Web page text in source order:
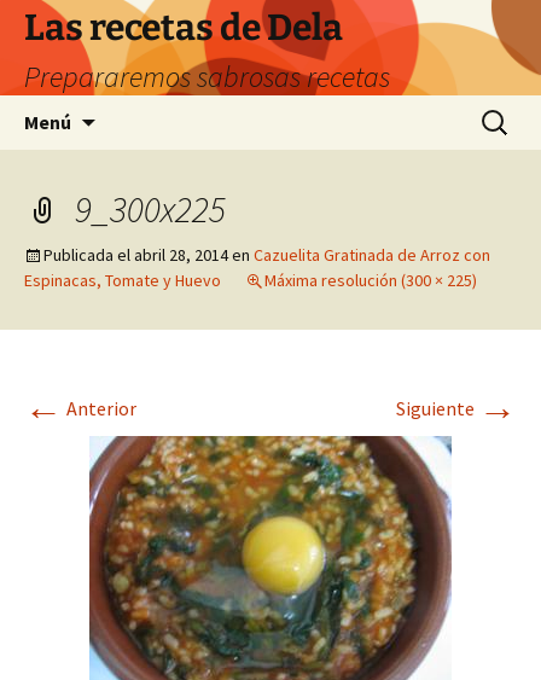
Saltar
contenido
Las recetas de Dela
Prepararemos sabrosas recetas
Menú Buscar:
9_300x225
Publicada elabril 28, 2014en Cazuelita Gratinada de Arroz con
Espinacas, Tomate y Huevo
Máxima resolución (300 × 225)
← Anterior Siguiente →